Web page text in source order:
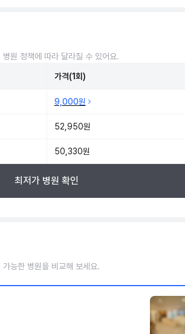
원 정책에 따라 달라질 수 있어요.
가격(1회)
9,000원
52,950원
50,330원
최저가 병원 확인
능한 병원을 비교해 보세요.